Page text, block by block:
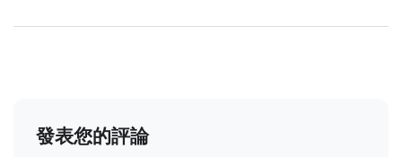
發表您的評論